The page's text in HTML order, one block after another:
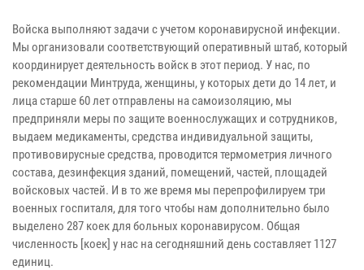
Войска выполняют задачи с учетом коронавирусной инфекции.
Мы организовали соответствующий оперативный штаб, который
координирует деятельность войск в этот период. У нас, по
рекомендации Минтруда, женщины, у которых дети до 14 лет, и
лица старше 60 лет отправлены на самоизоляцию, мы
предприняли меры по защите военнослужащих и сотрудников,
выдаем медикаменты, средства индивидуальной защиты,
противовирусные средства, проводится термометрия личного
состава, дезинфекция зданий, помещений, частей, площадей
войсковых частей. И в то же время мы перепрофилируем три
военных госпиталя, для того чтобы нам дополнительно было
выделено 287 коек для больных коронавирусом. Общая
численность [коек] у нас на сегодняшний день составляет 1127
единиц.